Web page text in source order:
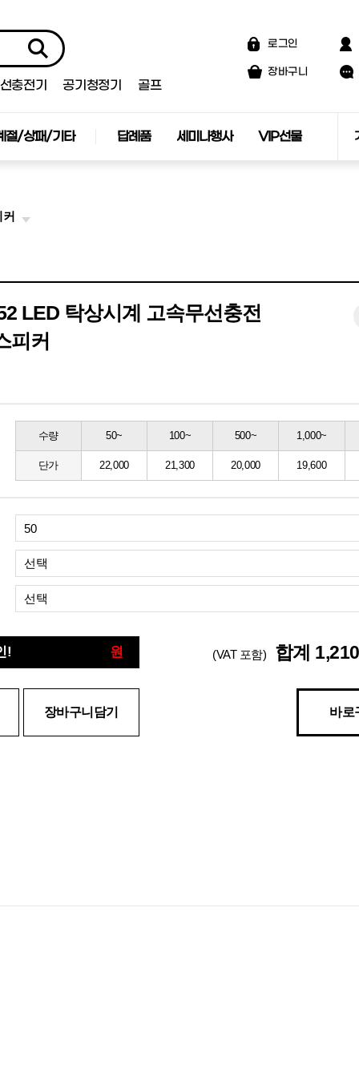
충전기 공기청정기 골프
로그인
장바구니
절/상패/기타 답례품 세미나행사 VIP선물
LED 탁상시계 고속무선충전
피커
수량 50~ 100~ 500~ 1,000~
단가 22,000 21,300 20,000 19,600
선택
선택
! 원 (VAT 포함) 합계
장바구니담기 바로